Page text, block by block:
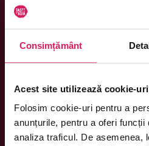
Consimțământ
Acest site utilizează cookie-uri
Folosim cookie-uri pentru a
anunțurile, pentru a oferi
analiza traficul. De asemenea,
Total grăsimi
Total carbohidrați
din care zaharuri
Proteine